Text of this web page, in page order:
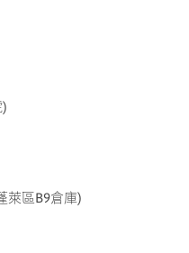
萊區B9倉庫)